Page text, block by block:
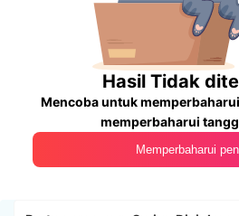
Hasil Tidak
Mencoba untuk
memperbaharui
Memperbaharui